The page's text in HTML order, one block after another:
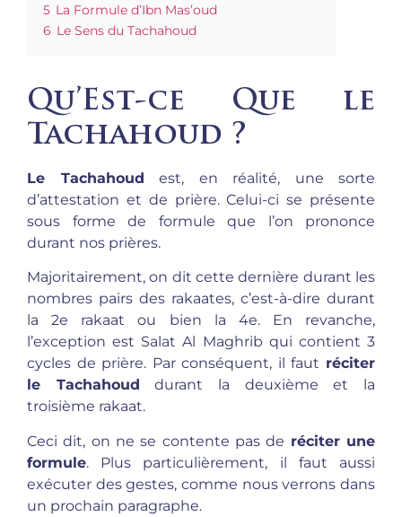
5 La Formule d’Ibn Mas’oud
6 Le Sens du Tachahoud
Qu’Est-ce Que le
Tachahoud ?
Le Tachahoud est, en réalité, une sorte
d’attestation et de prière. Celui-ci se présente
sous forme de formule que l’on prononce
durant nos prières.
Majoritairement, on dit cette dernière durant les
nombres pairs des rakaates, c’est-à-dire durant
la 2e rakaat ou bien la 4e. En revanche,
l’exception est Salat Al Maghrib qui contient 3
cycles de prière. Par conséquent, il faut réciter
le Tachahoud durant la deuxième et la
troisième rakaat.
Ceci dit, on ne se contente pas de réciter une
formule. Plus particulièrement, il faut aussi
exécuter des gestes, comme nous verrons dans
un prochain paragraphe.